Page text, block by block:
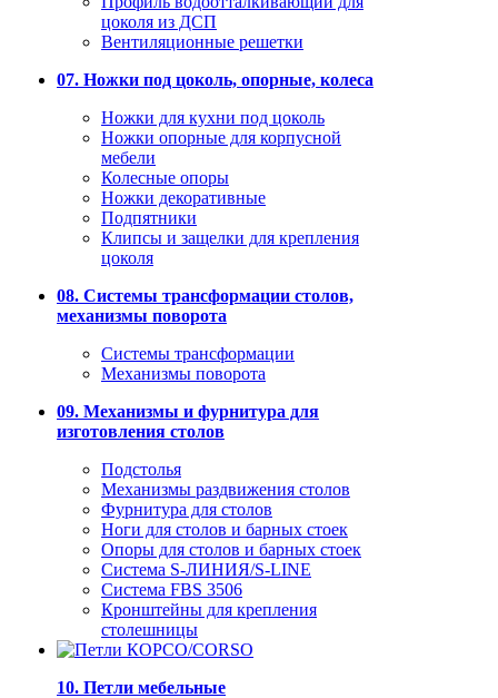
цоколя из ДСП
Вентиляционные решетки
07. Ножки под цоколь, опорные, колеса
Ножки для кухни под цоколь
Ножки опорные для корпусной
мебели
Колесные опоры
Ножки декоративные
Подпятники
Клипсы и защелки для крепления
цоколя
08. Системы трансформации столов,
механизмы поворота
Системы трансформации
Механизмы поворота
09. Механизмы и фурнитура для
изготовления столов
Подстолья
Механизмы раздвижения столов
Фурнитура для столов
Ноги для столов и барных стоек
Опоры для столов и барных стоек
Система S-ЛИНИЯ/S-LINE
Система FBS 3506
Кронштейны для крепления
столешницы
10. Петли мебельные